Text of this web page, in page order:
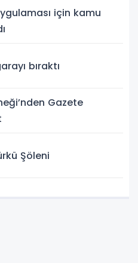
için kamu
bıraktı
Gazete
Şöleni